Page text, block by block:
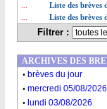
Liste des brèves
Liste des brèves
Filtrer :
ARCHIVES DES
. brèves du jour
. mercredi 05/08/2026
. lundi 03/08/2026